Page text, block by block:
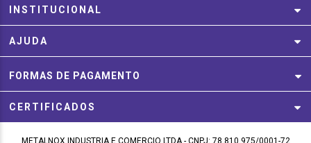
INSTITUCIONAL
AJUDA
FORMAS DE PAGAMENTO
CERTIFICADOS
METALNOX INDUSTRIA E COMERCIO LTDA - CNPJ: 78.810.975/0001-72